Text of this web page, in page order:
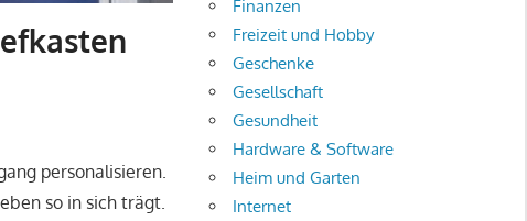
personalisieren.
so in sich trägt.
Finanzen
Freizeit und Hobby
Geschenke
Gesellschaft
Gesundheit
Hardware & Software
Heim und Garten
Internet